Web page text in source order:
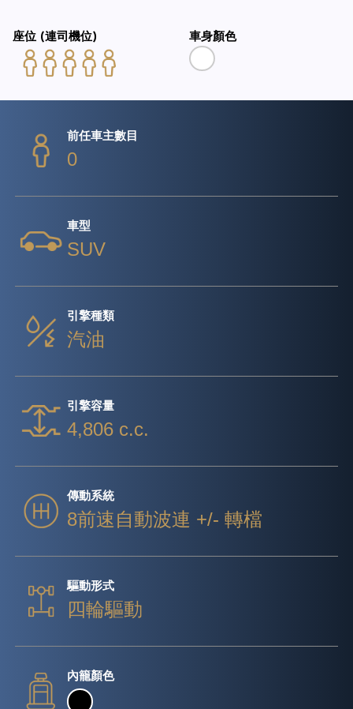
座位 (連司機位) 車身顏色
前任車主數目
0
車型
SUV
引擎種類
汽油
引擎容量
4,806 c.c.
傳動系統
8前速自動波連 +/- 轉檔
驅動形式
四輪驅動
內籠顏色